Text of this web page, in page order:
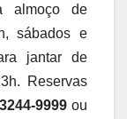
almoço de
sábados e
jantar de
Reservas
9999ou